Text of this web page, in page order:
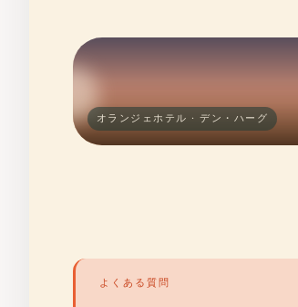
オランジェホテル · デン・ハーグ
よくある質問